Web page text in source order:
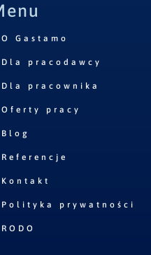
O Gastamo
Dla pracodawcy
Dla pracownika
Oferty pracy
Blog
Referencje
Kontakt
Polityka prywatności
RODO